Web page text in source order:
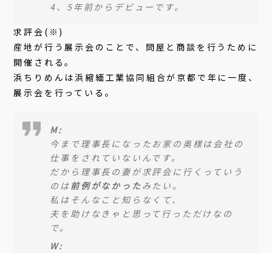
4、5年前からデビューです。
求評会(※)
産地が行う展示会のことで、問屋と商談を行うために
開催される。
浜ちりめんは浜縮緬工業協同組合が京都で年に一度、
展示会を行っている。
M:
今まで理事長になったお家の奥様は会社の
仕事をされていないんです。
だから理事長の妻が求評会に行くっていう
のは前例がなかったみたい。
私はそんなこと知らなくて、
夫を助けなきゃと思って行っただけなの
で。
W: